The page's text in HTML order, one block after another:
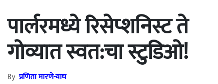
पार्लरमध्ये रिसेप्शनिस्ट ते
गोव्यात स्वत:चा स्टुडिओ!
Byप्रणिता मारणे-वाघ